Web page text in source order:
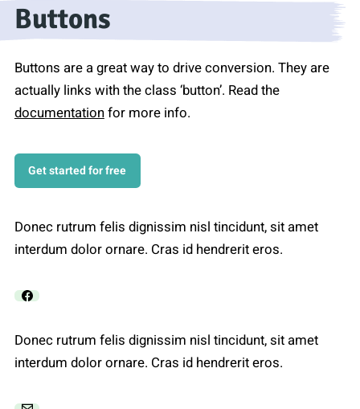
Buttons
Buttons are a great way to drive conversion. They are
actually links with the class ‘button’. Read the
documentationfor more info.
Get started for free
Donec rutrum felis dignissim nisl tincidunt, sit amet
interdum dolor ornare. Cras id hendrerit eros.
Donec rutrum felis dignissim nisl tincidunt, sit amet
interdum dolor ornare. Cras id hendrerit eros.